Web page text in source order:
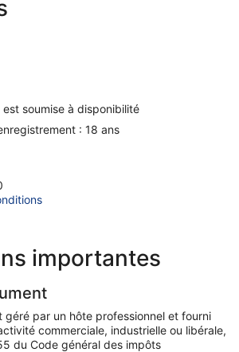
soumise à disponibilité
: 18 ans
importantes
géré par un hôte professionnel et fourni
commerciale, industrielle ou libérale,
du Code général des impôts